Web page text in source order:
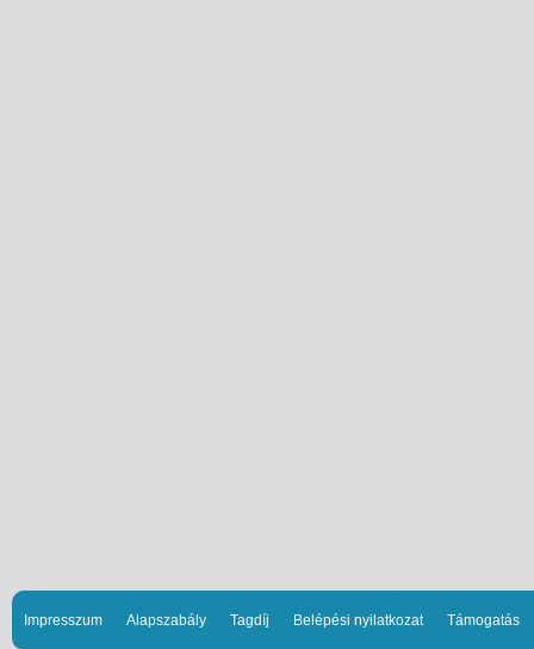
Impresszum Alapszabály Tagdíj Belépési nyilatkozat Támogatás